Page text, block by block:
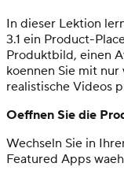
In dieser Lektion
3.1 ein Product-
Produktbild, einen
koennen Sie mit
realistische Videos
Oeffnen Sie die
Wechseln Sie in
Featured Apps